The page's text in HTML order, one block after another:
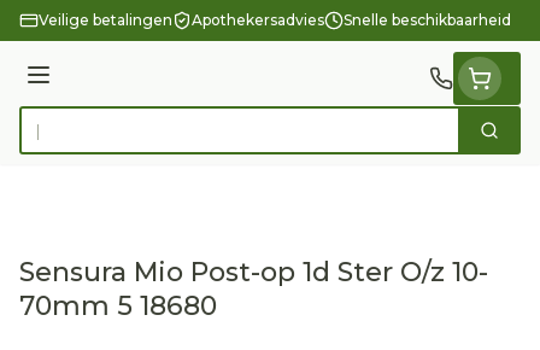
Ga naar de inhoud
Veilige betalingen Apothekersadvies Snelle beschikbaarheid
Menu
Product, merk, categorie... Zoek
Sensura Mio Post-op 1d Ster O/z 10-
70mm 5 18680